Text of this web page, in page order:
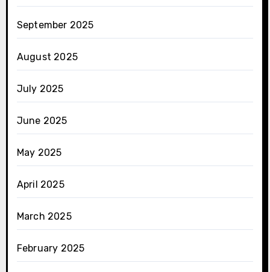
September 2025
August 2025
July 2025
June 2025
May 2025
April 2025
March 2025
February 2025